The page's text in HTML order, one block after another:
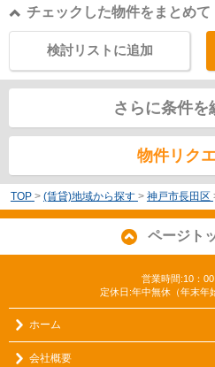
チェックした物件をまとめて
検討リストに追加
さらに条件を
物件リク
TOP > (賃貸)地域から探す > 神戸市長田区
ページト
営業時間:10：
定休日:年中無休（年末年
ホーム
会社概要